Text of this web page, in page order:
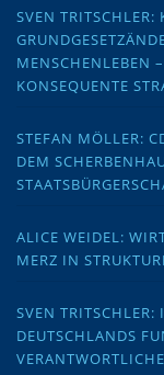
SVEN TRITSCHLER:
MENSCHENLEBEN
KONSEQUENTE
STEFAN MÖLLER:
DEM
ALICE WEIDEL:
MERZ IN
SVEN TRITSCHLER:
DEUTSCHLANDS